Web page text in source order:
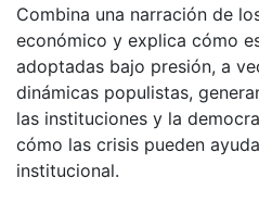
Combina una narración de
económico y explica cómo
adoptadas bajo presión, a
dinámicas populistas,
las instituciones y la
cómo las crisis pueden
institucional.